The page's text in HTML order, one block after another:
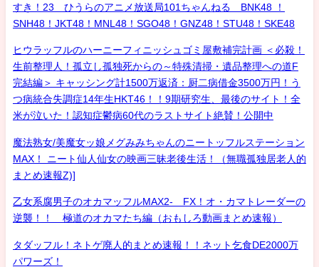
すき！23 ひうらのアニメ放送局101ちゃんねる BNK48 ！
SNH48！JKT48！MNL48！SGO48！GNZ48！STU48！SKE48
ヒウラッフルのハーニーフィニッシュゴミ屋敷補完計画 ＜必殺！
生前整理人！孤立し孤独死からの～特殊清掃・遺品整理への道F
完結編＞ キャッシング計1500万返済：厨二病借金3500万円！う
つ病統合失調症14年生HKT46！！9期研究生、最後のサイト！全
米が泣いた！認知症鬱病60代のラストサイト絶賛！公開中
魔法熟女/美魔女ッ娘メグみみちゃんのニートッフルステーション
MAX！ ニート仙人仙女の映画三昧老後生活！（無職孤独居老人的
まとめ速報Z)]
乙女系腐男子のオカマッフルMAX2- FX！オ・カマトレーダーの
逆襲！！ 極道のオカマたち編（おもしろ動画まとめ速報）
タダッフル！ネトゲ廃人的まとめ速報！！ネット乞食DE2000万
パワーズ！